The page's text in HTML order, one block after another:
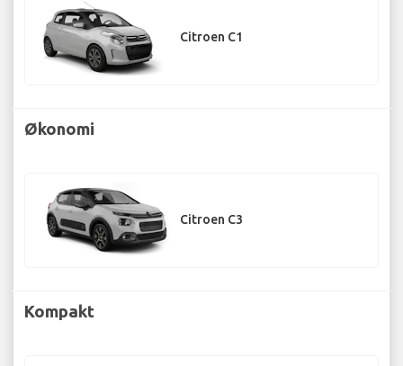
Citroen C1
Økonomi
Citroen C3
Kompakt